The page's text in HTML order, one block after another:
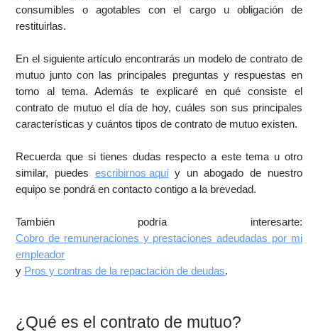
consumibles o agotables con el cargo u obligación de
restituirlas.
En el siguiente artículo encontrarás un modelo de contrato de
mutuo junto con las principales preguntas y respuestas en
torno al tema. Además te explicaré en qué consiste el
contrato de mutuo el día de hoy, cuáles son sus principales
características y cuántos tipos de contrato de mutuo existen.
Recuerda que si tienes dudas respecto a este tema u otro
similar, puedes escribirnos aquíy un abogado de nuestro
equipo se pondrá en contacto contigo a la brevedad.
También podría interesarte:
Cobro de remuneraciones y prestaciones adeudadas por mi
empleador
y Pros y contras de la repactación de deudas.
¿Qué es el contrato de mutuo?